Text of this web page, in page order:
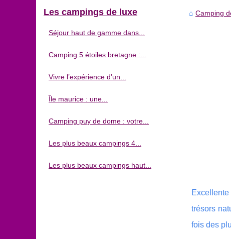
Camping
trésors
fois des
Les campings de luxe
Séjour haut de gamme dans...
Camping 5 étoiles bretagne :...
Vivre l’expérience d’un...
Île maurice : une...
Camping puy de dome : votre...
Les plus beaux campings 4...
Les plus beaux campings haut...